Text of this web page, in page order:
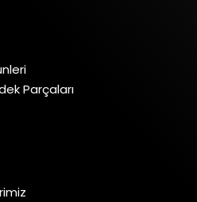
Parçaları